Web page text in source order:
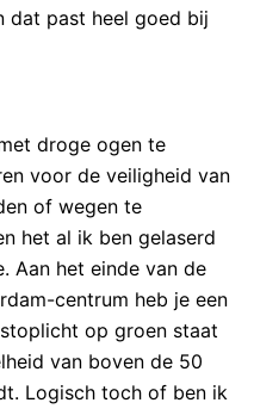
dat past heel goed bij
droge ogen te
voor de veiligheid van
of wegen te
het al ik ben gelaserd
Aan het einde van de
centrum heb je een
op groen staat
van boven de 50
Logisch toch of ben ik